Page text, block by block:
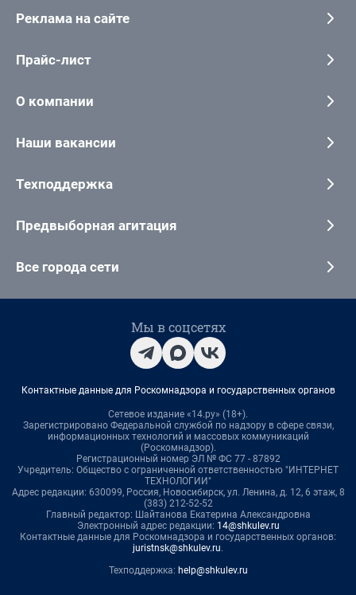
Реклама на сайте
Прайс-лист
О компании
Наши вакансии
Техподдержка
Предвыборная агитация
Все города сети
Мы в соцсетях
Контактные данные для Роскомнадзора и государственных органов
Сетевое издание «14.ру» (18+).
Зарегистрировано Федеральной службой по надзору в сфере связи,
информационных технологий и массовых коммуникаций
(Роскомнадзор).
Регистрационный номер ЭЛ № ФС 77 - 87892
Учредитель: Общество с ограниченной ответственностью "ИНТЕРНЕТ
ТЕХНОЛОГИИ"
Адрес редакции: 630099, Россия, Новосибирск, ул. Ленина, д. 12, 6 этаж, 8
(383) 212-52-52
Главный редактор: Шайтанова Екатерина Александровна
Электронный адрес редакции: 14@shkulev.ru
Контактные данные для Роскомнадзора и государственных органов:
juristnsk@shkulev.ru.
Техподдержка: help@shkulev.ru